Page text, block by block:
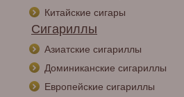
Китайские сигары
Сигариллы
Азиатские сигариллы
Доминиканские сигариллы
Европейские сигариллы